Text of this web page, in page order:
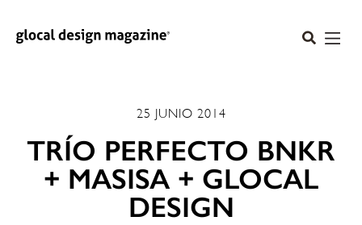
25 JUNIO 2014
TRÍO PERFECTO BNKR
+ MASISA + GLOCAL
DESIGN